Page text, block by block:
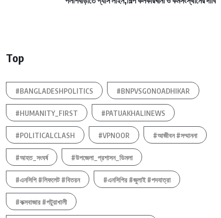
Top
#BANGLADESHPOLITICS #BNPVSGONOADHIKAR
#HUMANITY_FIRST #PATUAKHALINEWS
#POLITICALCLASH #VPNOOR #আজীবন #সম্মাননা
#আহত_সংঘর্ষ #উপজেলা_প্রশাসন_ডিমলা
#এনসিপি #লিফলেট #বিতরন #এনসিপির #জুলাই #পদযাত্রা
#কক্সবাজার #পটুয়াখালী